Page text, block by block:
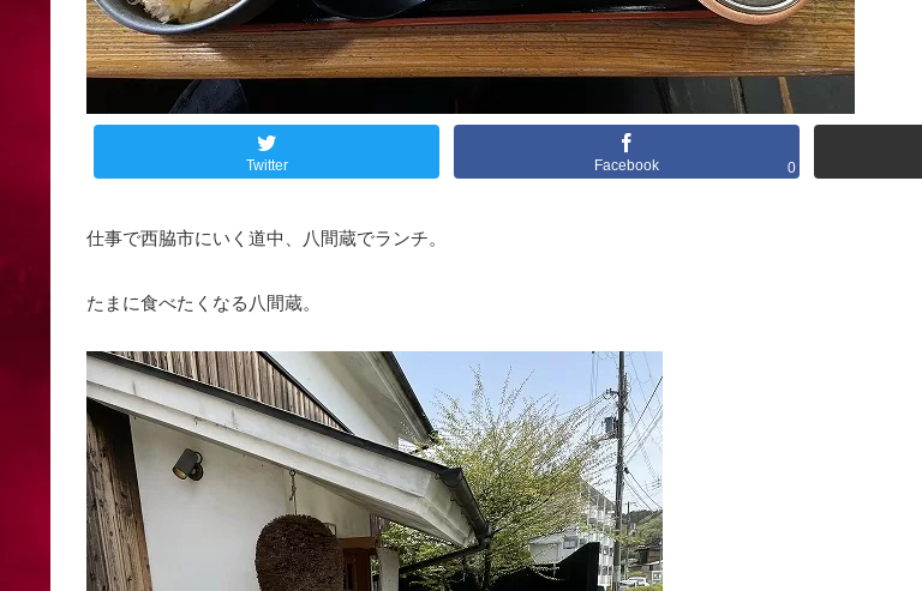
Twitter Facebook 0
仕事で西脇市にいく道中、八間蔵でランチ。
たまに食べたくなる八間蔵。